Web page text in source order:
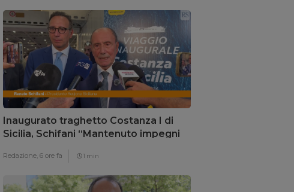
Inaugurato traghetto Costanza I di
Sicilia, Schifani “Mantenuto impegni
Redazione, 6 ore fa 1 min